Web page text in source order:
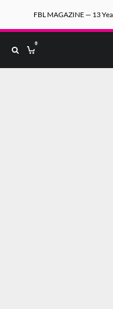
FBL MAGAZINE — 13
0